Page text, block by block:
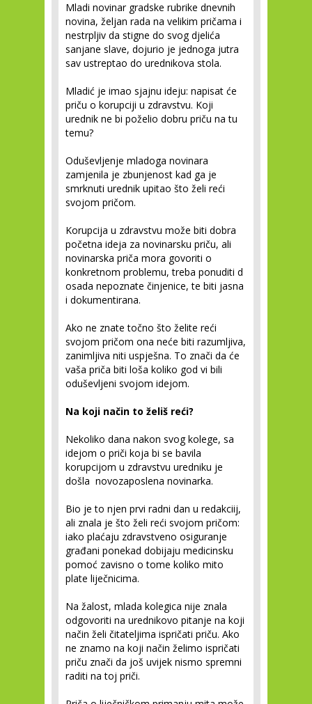
Mladi novinar gradske rubrike dnevnih
novina, željan rada na velikim pričama i
nestrpljiv da stigne do svog djelića
sanjane slave, dojurio je jednoga jutra
sav ustreptao do urednikova stola.
Mladić je imao sjajnu ideju: napisat će
priču o korupciji u zdravstvu. Koji
urednik ne bi poželio dobru priču na tu
temu?
Oduševljenje mladoga novinara
zamjenila je zbunjenost kad ga je
smrknuti urednik upitao što želi reći
svojom pričom.
Korupcija u zdravstvu može biti dobra
početna ideja za novinarsku priču, ali
novinarska priča mora govoriti o
konkretnom problemu, treba ponuditi d
osada nepoznate činjenice, te biti jasna
i dokumentirana.
Ako ne znate točno što želite reći
svojom pričom ona neće biti razumljiva,
zanimljiva niti uspješna. To znači da će
vaša priča biti loša koliko god vi bili
oduševljeni svojom idejom.
Na koji način to želiš reći?
Nekoliko dana nakon svog kolege, sa
idejom o priči koja bi se bavila
korupcijom u zdravstvu uredniku je
došla novozaposlena novinarka.
Bio je to njen prvi radni dan u redakciij,
ali znala je što želi reći svojom pričom:
iako plaćaju zdravstveno osiguranje
građani ponekad dobijaju medicinsku
pomoć zavisno o tome koliko mito
plate liječnicima.
Na žalost, mlada kolegica nije znala
odgovoriti na urednikovo pitanje na koji
način želi čitateljima ispričati priču. Ako
ne znamo na koji način želimo ispričati
priču znači da još uvijek nismo spremni
raditi na toj priči.